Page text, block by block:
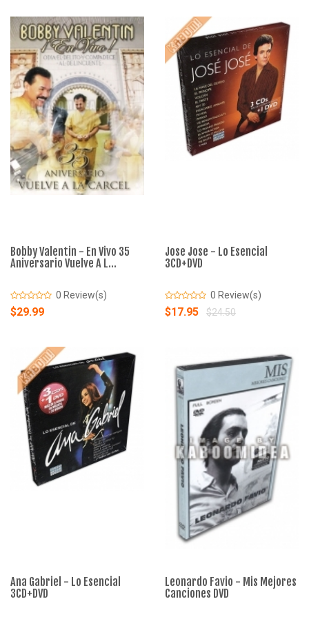
Bobby Valentin - En Vivo 35
Aniversario Vuelve A L...
0 Review(s)
$29.99
Jose Jose - Lo Esencial
3CD+DVD
0 Review(s)
$17.95 $24.50
Ana Gabriel - Lo Esencial
3CD+DVD
Leonardo Favio - Mis Mejores
Canciones DVD